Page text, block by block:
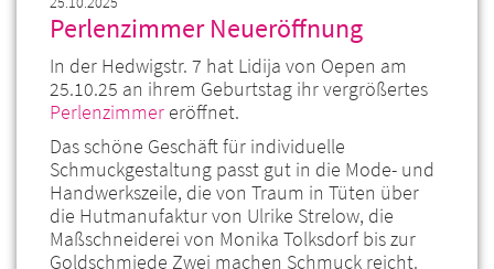
Perlenzimmer Neueröffnung
In der Hedwigstr. 7 hat Lidija von Oepen am
25.10.25 an ihrem Geburtstag ihr vergrößertes
Perlenzimmer eröffnet.
Das schöne Geschäft für individuelle
Schmuckgestaltung passt gut in die Mode- und
Handwerkszeile, die von Traum in Tüten über
die Hutmanufaktur von Ulrike Strelow, die
Maßschneiderei von Monika Tolksdorf bis zur
Goldschmiede Zwei machen Schmuck reicht.